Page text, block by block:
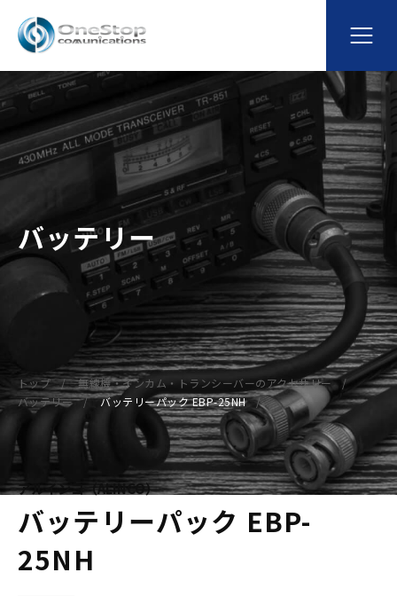
バッテリー
トップ
無線機・インカム・トランシーバーのアクセサリー
バッテリー
バッテリーパック EBP-25NH
アルインコ（ALINCO）
バッテリーパック EBP-
25NH